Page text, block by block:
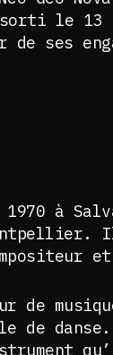
le 13
de ses
à
de
de